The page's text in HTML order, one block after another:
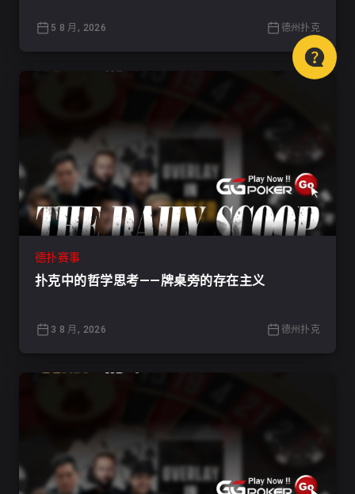
5 8 月, 2026 德州扑克
德扑赛事
扑克中的哲学思考——牌桌旁的存在主义
3 8 月, 2026 德州扑克